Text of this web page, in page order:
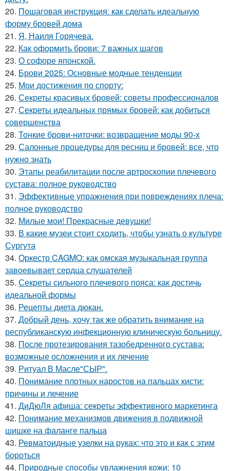
20. Пошаговая инструкция: как сделать идеальную
форму бровей дома
21. Я, Наиля Горячева.
22. Как оформить брови: 7 важных шагов
23. О софоре японской.
24. Брови 2025: Основные модные тенденции
25. Мои достижения по спорту:
26. Секреты красивых бровей: советы профессионалов
27. Секреты идеальных прямых бровей: как добиться
совершенства
28. Тонкие брови-ниточки: возвращение моды 90-х
29. Салонные процедуры для ресниц и бровей: все, что
нужно знать
30. Этапы реабилитации после артроскопии плечевого
сустава: полное руководство
31. Эффективные упражнения при повреждениях плеча:
полное руководство
32. Милые мои! Прекрасные девушки!
33. В какие музеи стоит сходить, чтобы узнать о культуре
Сургута
34. Оркестр CAGMO: как омская музыкальная группа
завоевывает сердца слушателей
35. Секреты сильного плечевого пояса: как достичь
идеальной формы
36. Рецепты диета дюкан.
37. Добрый день, хочу так же обратить внимание на
республиканскую инфекционную клиническую больницу.
38. После протезирования тазобедренного сустава:
возможные осложнения и их лечение
39. Ритуал В Масле"СЫР".
40. Понимание плотных наростов на пальцах кисти:
причины и лечение
41. ДиДюЛя афиша: секреты эффективного маркетинга
42. Понимание механизмов движения в подвижной
шишке на фаланге пальца
43. Ревматоидные узелки на руках: что это и как с этим
бороться
44. Природные способы увлажнения кожи: 10